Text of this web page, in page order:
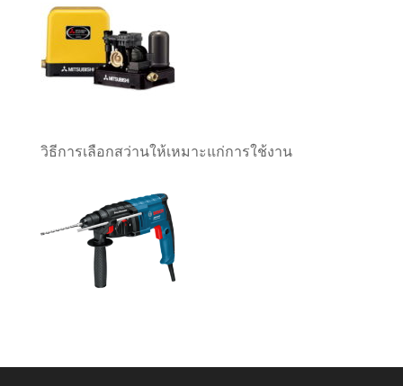
วิธีการเลือกสว่านให้เหมาะแก่การใช้งาน